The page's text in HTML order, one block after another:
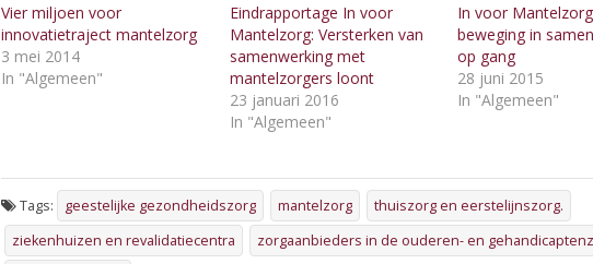
Vier miljoen voor
innovatietraject mantelzorg
3 mei 2014
In "Algemeen"
Eindrapportage In voor
Mantelzorg: Versterken van
samenwerking met
mantelzorgers loont
23 januari 2016
In "Algemeen"
In voor
beweging in
op gang
28 juni 2015
In "Algemeen"
Tags: geestelijke gezondheidszorg mantelzorg
thuiszorg en eerstelijnszorg.
ziekenhuizen en revalidatiecentra
zorgaanbieders in de ouderen- en